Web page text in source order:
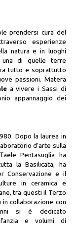
prendersi cura del
esperienze
natura e in luoghi
una di quelle terre
tutto e soprattutto
passioni. Matera
a vivere i Sassi di
appannaggio dei
Dopo la laurea in
d’arte sulla
Pentasuglia ha
la Basilicata, ha
Conservazione e il
in ceramica e
tra questi il Terzo
in collaborazione con
si è dedicato
e volumi di